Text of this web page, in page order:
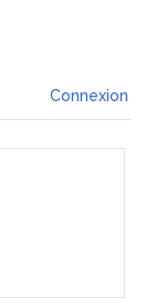
Connexion